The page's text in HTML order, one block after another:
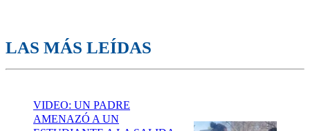
LAS MÁS LEÍDAS
VIDEO: UN PADRE
AMENAZÓ A UN